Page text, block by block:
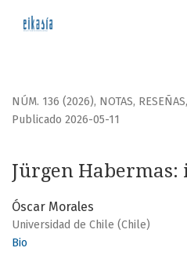
NÚM. 136 (2026), NOTAS,
Jürgen
Publicado 2026-05-11
Óscar Morales
Universidad de Chile (Chile)
Bio